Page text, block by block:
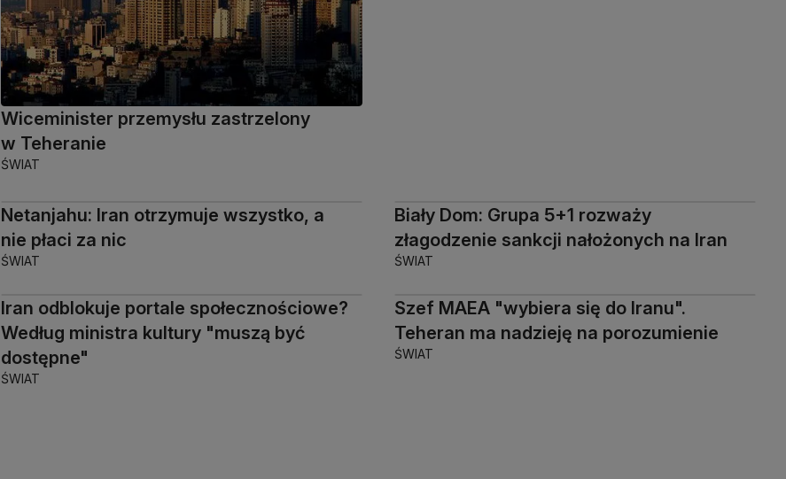
Wiceminister przemysłu zastrzelony
w Teheranie
ŚWIAT
Netanjahu: Iran otrzymuje wszystko, a
nie płaci za nic
ŚWIAT
Biały Dom: Grupa 5+1 rozważy
złagodzenie sankcji nałożonych na Iran
ŚWIAT
Iran odblokuje portale społecznościowe?
Według ministra kultury "muszą być
dostępne"
ŚWIAT
Szef MAEA "wybiera się do Iranu".
Teheran ma nadzieję na porozumienie
ŚWIAT